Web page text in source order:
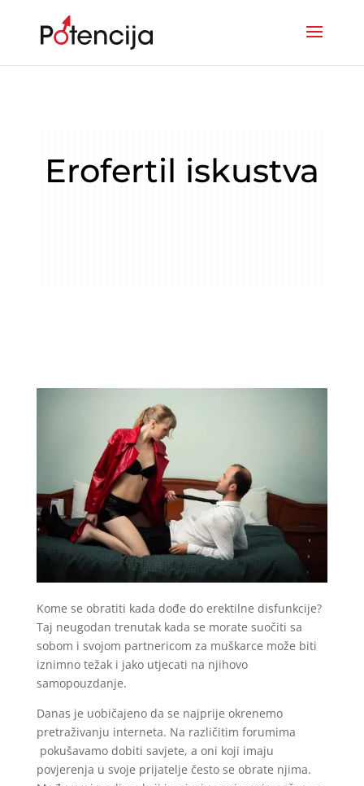
Erofertil iskustva
Kome se obratiti kada dođe do erektilne disfunkcije?
Taj neugodan trenutak kada se morate suočiti sa
sobom i svojom partnericom za muškarce može biti
iznimno težak i jako utjecati na njihovo
samopouzdanje.
Danas je uobičajeno da se najprije okrenemo
pretraživanju interneta. Na različitim forumima
pokušavamo dobiti savjete, a oni koji imaju
povjerenja u svoje prijatelje često se obrate njima.